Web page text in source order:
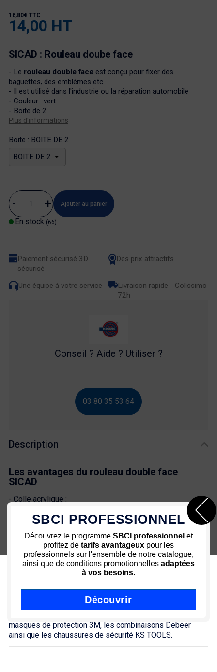
Description
Les avantages du rouleau double face
SICAD
- Colle acrylique :
Excellente résistance aux UV, agents atmosphériques et au
vieillissement
Bonne performance sur les surfaces irrégulières
- Support mousse PE :
Allongement élevé
Se découpe à la main
Excellente conformabilité
rouleau double face
10m, en 9mm x 10m, 12mm x 10m ou 25mm x 10m.
masques de protection 3M, les combinaisons Debeer
ainsi que les chaussures de sécurité KS TOOLS.
14,00 HT
16,80€ TTC
SICAD : Rouleau doube face
- Le rouleau double faceest conçu pour fixer des
baguettes, des emblèmes etc
- Il est utilisé dans l'industrie ou la réparation automobile
- Couleur : vert
- Boite de 2
Plus d'informations
Boite : BOITE DE 2
Ajouter au panier
En stock (66)
Paiement sécurisé 3D
sécurisé
Des prix attractifs
Une équipe à votre service
Livraison rapide - Colissimo
72h
Conseil ? Aide ? Utiliser ?
03 80 35 53 64
SBCI PROFESSIONNEL
Découvrez le programme SBCI professionnel et
profitez de tarifs avantageux pour les
professionnels sur l'ensemble de notre catalogue,
ainsi que de conditions promotionnelles adaptées
à vos besoins.
Découvrir